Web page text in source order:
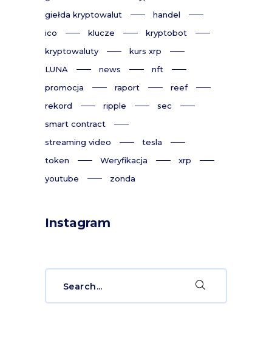
giełda kryptowalut
handel
ico
klucze
kryptobot
kryptowaluty
kurs xrp
LUNA
news
nft
promocja
raport
reef
rekord
ripple
sec
smart contract
streaming video
tesla
token
Weryfikacja
xrp
youtube
zonda
Instagram